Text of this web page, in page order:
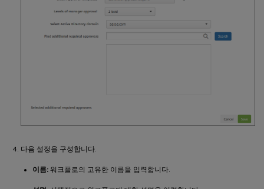
다음 설정을 구성합니다.
이름: 워크플로의 고유한 이름을 입력합니다.